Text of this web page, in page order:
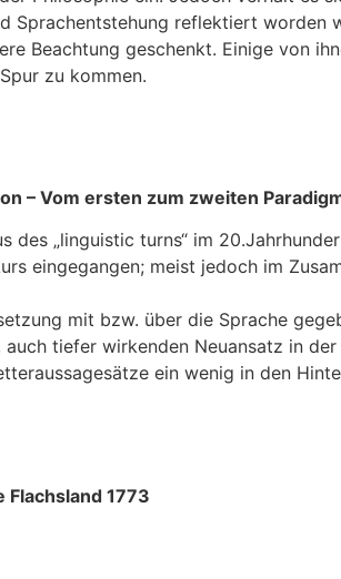
Sprachentstehung reflektiert worden
Beachtung geschenkt. Einige von
zu kommen.
– Vom ersten zum zweiten
des „linguistic turns“ im
eingegangen; meist jedoch im
mit bzw. über die Sprache
tiefer wirkenden Neuansatz in
ein wenig in den
1773